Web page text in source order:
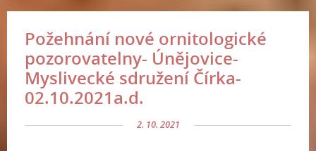
Požehnání nové ornitologické
pozorovatelny- Únějovice-
Myslivecké sdružení Čírka-
02.10.2021a.d.
2. 10. 2021